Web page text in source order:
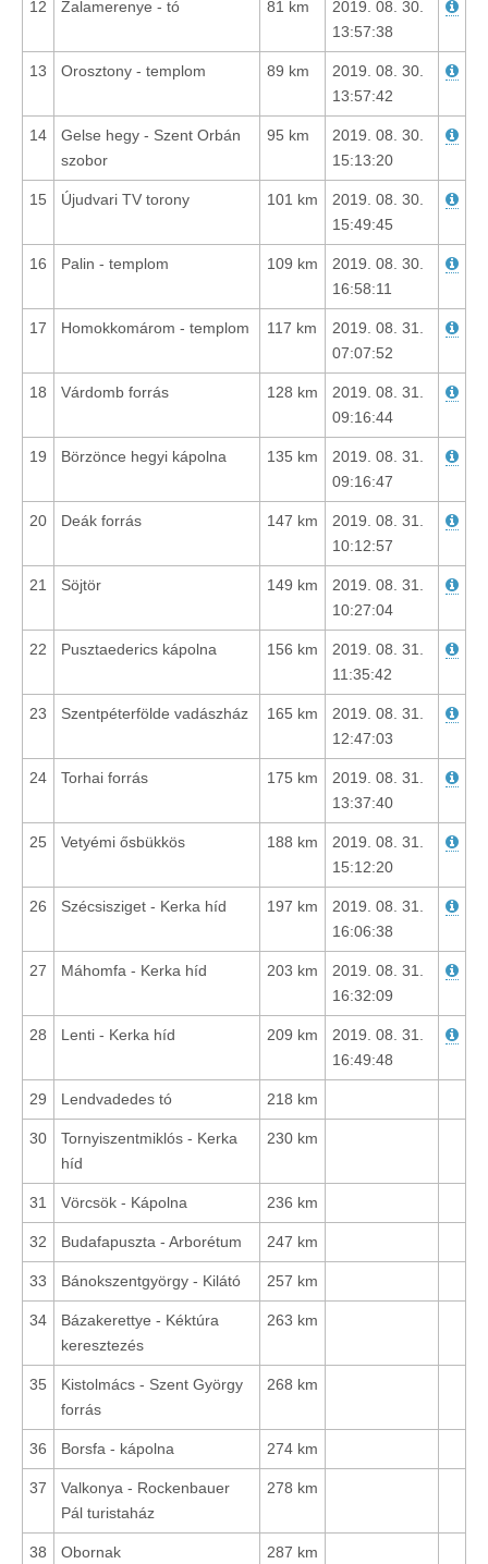
12 Zalamerenye - tó 81 km
2019. 08. 30.
13:57:38
13 Orosztony - templom 89 km
2019. 08. 30.
13:57:42
14
Gelse hegy - Szent Orbán
szobor
95 km
2019. 08. 30.
15:13:20
15 Újudvari TV torony 101 km
2019. 08. 30.
15:49:45
16 Palin - templom 109 km
2019. 08. 30.
16:58:11
17 Homokkomárom - templom 117 km
2019. 08. 31.
07:07:52
18 Várdomb forrás 128 km
2019. 08. 31.
09:16:44
19 Börzönce hegyi kápolna 135 km
2019. 08. 31.
09:16:47
20 Deák forrás 147 km
2019. 08. 31.
10:12:57
21 Söjtör 149 km
2019. 08. 31.
10:27:04
22 Pusztaederics kápolna 156 km
2019. 08. 31.
11:35:42
23 Szentpéterfölde vadászház 165 km
2019. 08. 31.
12:47:03
24 Torhai forrás 175 km
2019. 08. 31.
13:37:40
25 Vetyémi ősbükkös 188 km
2019. 08. 31.
15:12:20
26 Szécsisziget - Kerka híd 197 km
2019. 08. 31.
16:06:38
27 Máhomfa - Kerka híd 203 km
2019. 08. 31.
16:32:09
28 Lenti - Kerka híd 209 km
2019. 08. 31.
16:49:48
29 Lendvadedes tó 218 km
30
Tornyiszentmiklós - Kerka
híd
230 km
31 Vörcsök - Kápolna 236 km
32 Budafapuszta - Arborétum 247 km
33 Bánokszentgyörgy - Kilátó 257 km
34
Bázakerettye - Kéktúra
keresztezés
263 km
35
Kistolmács - Szent György
forrás
268 km
36 Borsfa - kápolna 274 km
37
Valkonya - Rockenbauer
Pál turistaház
278 km
38 Obornak 287 km